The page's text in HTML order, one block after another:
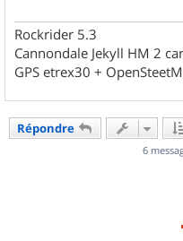
Rockrider 5.3
Cannondale Jekyll HM 2
GPS etrex30 +
Répondre
6